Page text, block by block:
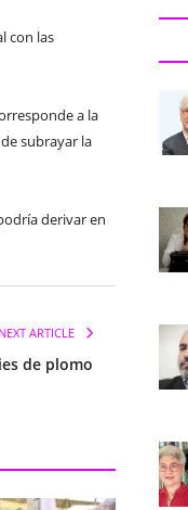
con las
a la
subrayar la
derivar en
NEXT ARTICLE
de plomo